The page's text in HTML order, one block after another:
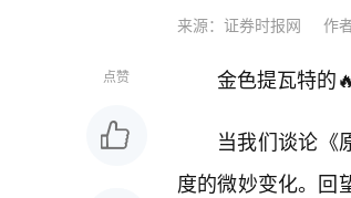
来源：证券时报网 作
点赞 金色提瓦特的
当我们谈论《
度的微妙变化。回